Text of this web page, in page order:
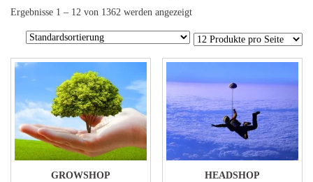
Ergebnisse 1 – 12 von 1362 werden angezeigt
GROWSHOP HEADSHOP